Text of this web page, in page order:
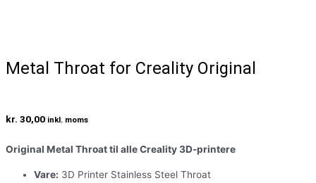
Metal Throat for Creality Original
kr. 30,00 inkl. moms
Original Metal Throat til alle Creality 3D-printere
Vare: 3D Printer Stainless Steel Throat